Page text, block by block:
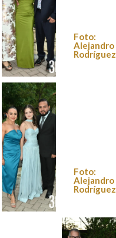
Foto:
Alejandro
Rodríguez
Foto:
Alejandro
Rodríguez
Foto:
Alejandro
Rodríguez